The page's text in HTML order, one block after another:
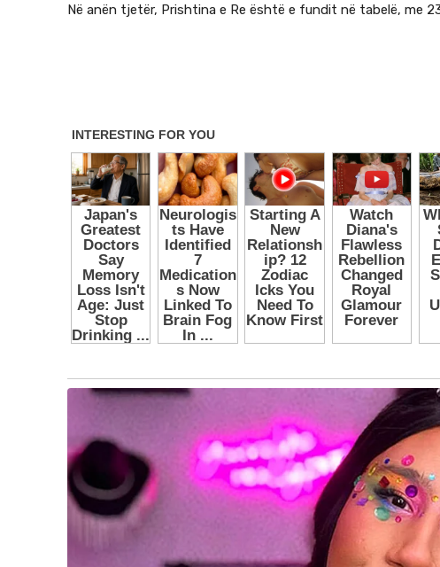
Në anën tjetër, Prishtina e Re është e fundit në tabelë, me